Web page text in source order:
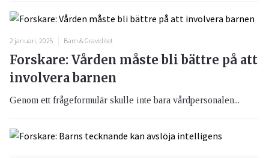
2 januari, 2025 Barn & Graviditet
Forskare: Vården måste bli bättre på att
involvera barnen
Genom ett frågeformulär skulle inte bara vårdpersonalen...